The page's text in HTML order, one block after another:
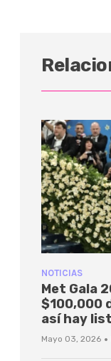
NOTICIAS
Met Gala
$100,000
así hay
Mayo 03, 2026 ·